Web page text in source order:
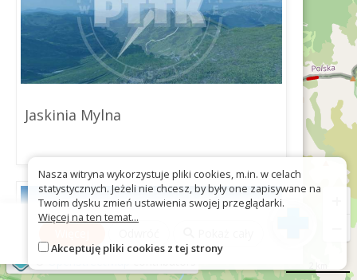
Jaskinia Mylna
Nasza witryna wykorzystuje pliki cookies, m.in. w celach
statystycznych. Jeżeli nie chcesz, by były one zapisywane na
Twoim dysku zmień ustawienia swojej przeglądarki.
Więcej na ten temat...
Akceptuję pliki cookies z tej strony